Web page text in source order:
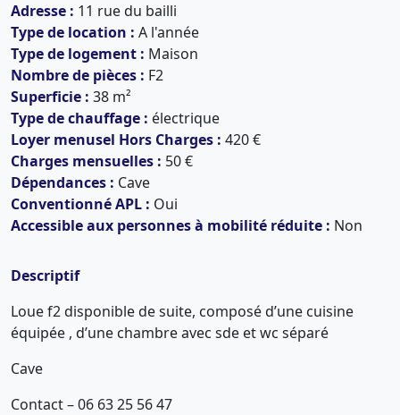
Adresse : 11 rue du bailli
Type de location : A l'année
Type de logement : Maison
Nombre de pièces : F2
Superficie : 38 m²
Type de chauffage : électrique
Loyer menusel Hors Charges : 420 €
Charges mensuelles : 50 €
Dépendances : Cave
Conventionné APL : Oui
Accessible aux personnes à mobilité réduite : Non
Descriptif
Loue f2 disponible de suite, composé d’une cuisine
équipée , d’une chambre avec sde et wc séparé
Cave
Contact – 06 63 25 56 47